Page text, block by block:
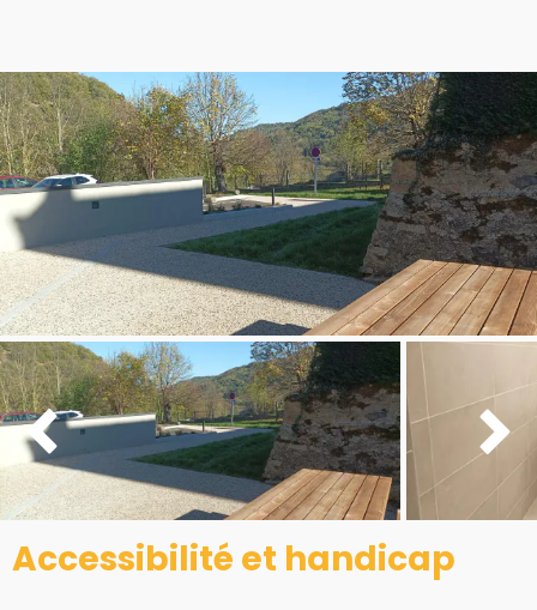
 
Accessibilité et handicap